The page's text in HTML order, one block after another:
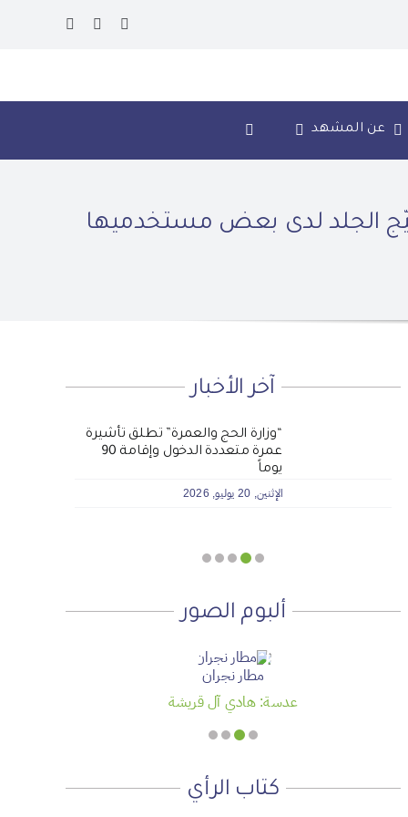
عن المشهد
الجلد لدى بعض مستخدميها
آخر الأخبار
الجمعية الخيرية للخدمات
الاجتماعية بنجران تنفذ مشروعي
تأثيث المنازل وسداد الإيجارات بدعم
من منصة ديم للمنح التنموي
“وزارة الحج والعمرة” تطلق تأشيرة
عمرة متعددة الدخول وإقامة 90
يوماً
الإثنين, 20 يوليو, 2026
أجتاحني الخريف .. و أعادني الربيع
الأحد, 19 يوليو, 2026
لماذا نعمل 8 ساعات؟
الجمعة, 3 يوليو, 2026
المنطقة الآمنة
الخميس, 2 يوليو, 2026
ألبوم الصور
مطار نجران
عدسة: هادي آل قريشة
كتاب الرأي